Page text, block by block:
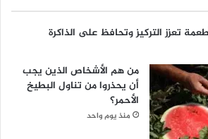
تعزز التركيز وتحافظ على الذاكرة
من هم الأشخاص الذين يجب
أن يحذروا من تناول البطيخ
الأحمر؟
منذ يوم واحد